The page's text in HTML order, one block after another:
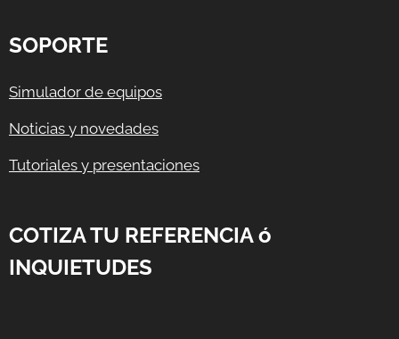
SOPORTE
Simulador de equipos
Noticias y novedades
Tutoriales y presentaciones
COTIZA TU REFERENCIA ó
INQUIETUDES